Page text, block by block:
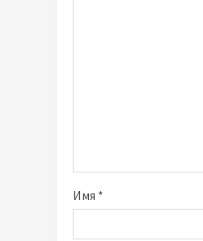
Имя *